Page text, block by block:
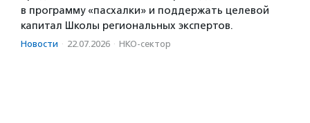
в программу «пасхалки» и поддержать целевой
капитал Школы региональных экспертов.
Новости · 22.07.2026 · НКО-сектор